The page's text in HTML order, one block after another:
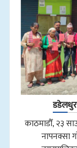
काठमाडौँ, २३
नापनक्सा